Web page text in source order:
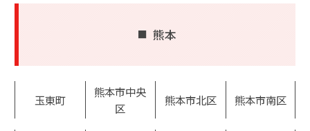
熊本
玉東町
熊本市中央
区
熊本市北区 熊本市南区